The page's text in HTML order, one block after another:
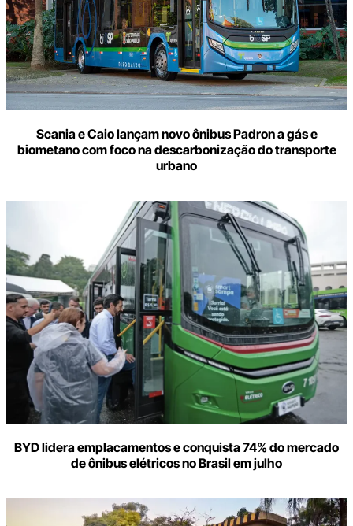
Scania e Caio lançam novo ônibus Padron a gás e
biometano com foco na descarbonização do transporte
urbano
BYD lidera emplacamentos e conquista 74% do mercado
de ônibus elétricos no Brasil em julho